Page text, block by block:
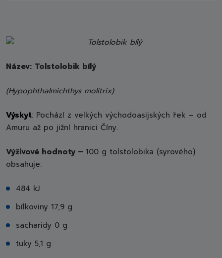
Název: Tolstolobik bílý
(Hypophthalmichthys molitrix)
Výskyt: Pochází z velkých východoasijských řek – od
Amuru až po jižní hranici Číny.
Výživové hodnoty – 100 g tolstolobika (syrového)
obsahuje:
484 kJ
bílkoviny 17,9 g
sacharidy 0 g
tuky 5,1 g